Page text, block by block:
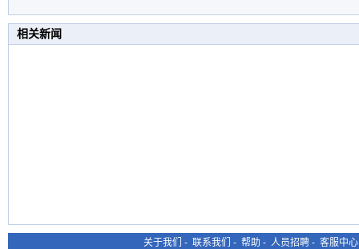
相关新闻
关于我们 - 联系我们 - 帮助 - 人员招聘 - 客服中心